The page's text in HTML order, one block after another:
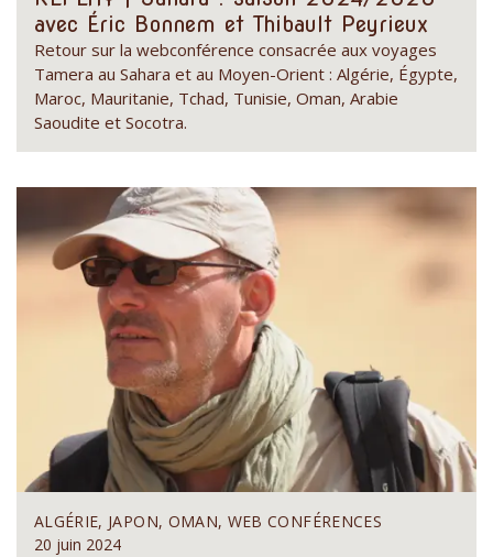
avec Éric Bonnem et Thibault Peyrieux
Retour sur la webconférence consacrée aux voyages
Tamera au Sahara et au Moyen-Orient : Algérie, Égypte,
Maroc, Mauritanie, Tchad, Tunisie, Oman, Arabie
Saoudite et Socotra.
ALGÉRIE, JAPON, OMAN, WEB CONFÉRENCES
20 juin 2024